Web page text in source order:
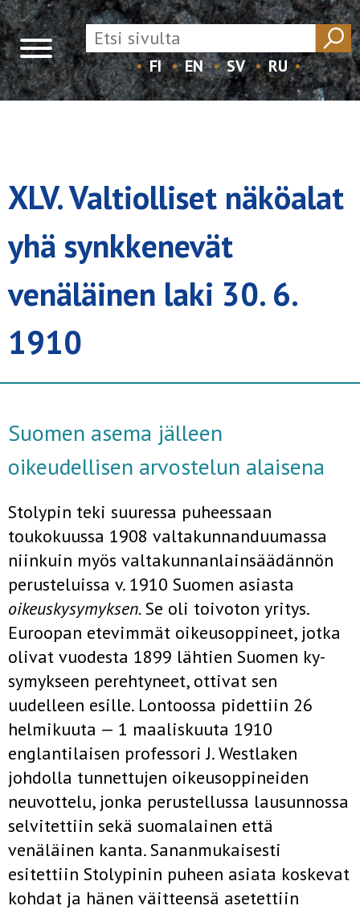
FI EN SV RU
XLV. Valtiolliset näköalat
yhä synkkenevät
venäläinen laki 30. 6.
1910
Suomen asema jälleen
oikeudellisen arvostelun alaisena
Stolypin teki suuressa puheessaan
toukokuussa 1908 valtakunnanduumassa
niinkuin myös valtakunnanlainsäädännön
perusteluissa v. 1910 Suomen asiasta
oikeuskysymyksen.Se oli toivoton yritys.
Euroopan ete­vimmät oikeusoppineet, jotka
olivat vuodesta 1899 lähtien Suomen ky­
symykseen perehtyneet, ottivat sen
uudelleen esille. Lontoossa pidet­tiin 26
helmikuuta — 1 maaliskuuta 1910
englantilaisen professori J. Westlaken
johdolla tunnettujen oikeusoppineiden
neuvottelu, jonka perustellussa lausunnossa
selvitettiin sekä suomalainen että
venäläinen kanta. Sananmukaisesti
esitettiin Stolypinin puheen asiata koskevat
kohdat ja hänen väitteensä asetettiin